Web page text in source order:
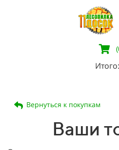
Итого:
Вернуться к покупкам
Ваши